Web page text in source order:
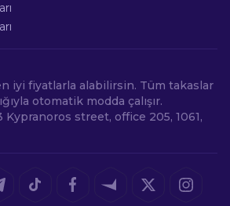
iyi fiyatlarla alabilirsin. Tüm takaslar
otomatik modda çalışır.
Kypranoros street, office 205, 1061,